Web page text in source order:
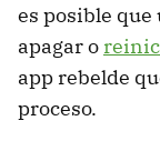
es posible
apagar o
app rebelde
proceso.